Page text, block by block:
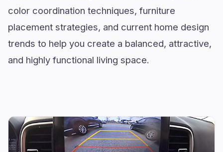
color coordination techniques, furniture
placement strategies, and current home design
trends to help you create a balanced, attractive,
and highly functional living space.